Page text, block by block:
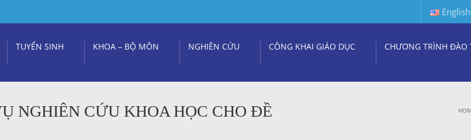
English
TUYỂN SINH KHOA – BỘ MÔN NGHIÊN CỨU CÔNG KHAI GIÁO DỤC CHƯƠNG TRÌNH ĐÀO
NGHIÊN CỨU KHOA HỌC CHO ĐỀ